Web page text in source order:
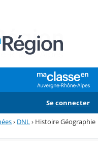
Se connecter
› DNL › Histoire Géographie